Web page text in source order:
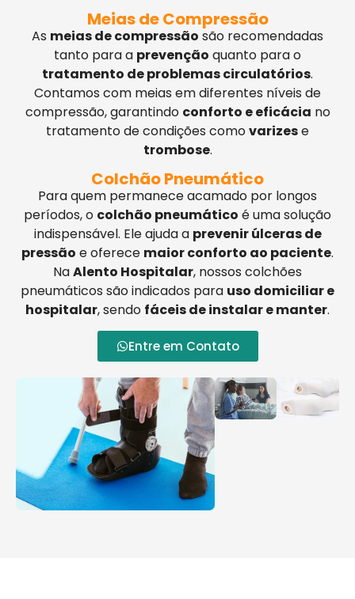
Meias de Compressão
As meias de compressão são recomendadas
tanto para a prevenção quanto para o
tratamento de problemas circulatórios.
Contamos com meias em diferentes níveis de
compressão, garantindo conforto e eficácia no
tratamento de condições comovarizese
trombose.
Colchão Pneumático
Para quem permanece acamado por longos
períodos, o colchão pneumático é uma solução
indispensável. Ele ajuda a prevenir úlceras de
pressão e oferece maior conforto ao paciente.
NaAlento Hospitalar, nossos colchões
pneumáticos são indicados para uso domiciliar e
hospitalar, sendo fáceis de instalar e manter.
Entre em Contato